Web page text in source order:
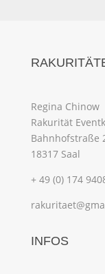
Regina Chinow
Rakurität
Bahnhofstraße
18317 Saal
+ 49 (0) 174
INFOS